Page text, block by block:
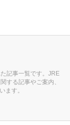
記事一覧です。JRE
する記事やご案内、
ます。